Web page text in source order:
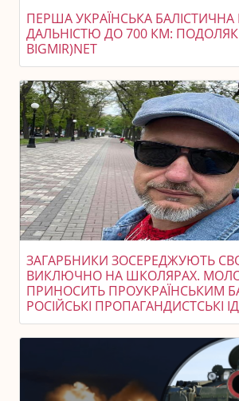
ПЕРША УКРАЇНСЬКА БАЛІСТИЧНА
ДАЛЬНІСТЮ ДО 700 КМ:
BIGMIR)NET
ЗАГАРБНИКИ ЗОСЕРЕДЖУЮТЬ
ВИКЛЮЧНО НА ШКОЛЯРАХ.
ПРИНОСИТЬ ПРОУКРАЇНСЬКИМ
РОСІЙСЬКІ ПРОПАГАНДИСТСЬКІ